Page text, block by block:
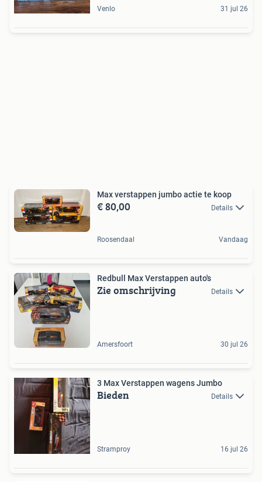
Venlo 31 jul 26
Max verstappen jumbo actie te koop
€ 80,00 Details
Roosendaal Vandaag
Redbull Max Verstappen auto's
Zie omschrijving Details
Amersfoort 30 jul 26
3 Max Verstappen wagens Jumbo
Bieden Details
Stramproy 16 jul 26